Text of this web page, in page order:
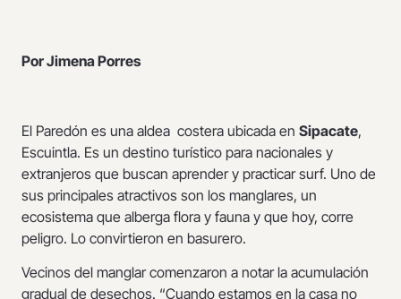
Por Jimena Porres
El Paredón es una aldea costera ubicada en Sipacate,
Escuintla. Es un destino turístico para nacionales y
extranjeros que buscan aprender y practicar surf. Uno de
sus principales atractivos son los manglares, un
ecosistema que alberga flora y fauna y que hoy, corre
peligro. Lo convirtieron en basurero.
Vecinos del manglar comenzaron a notar la acumulación
gradual de desechos. “Cuando estamos en la casa no